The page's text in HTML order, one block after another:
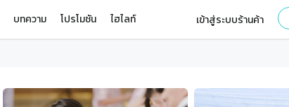
บทความ โปรโมชัน ไฮไลท์ เข้าสู่ระบบร้านค้า